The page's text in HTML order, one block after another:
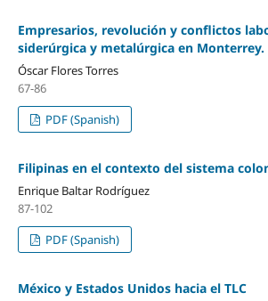
Empresarios, revolución y conflictos
siderúrgica y metalúrgica en Monterrey.
Óscar Flores Torres
67-86
PDF (Spanish)
Filipinas en el contexto del sistema
Enrique Baltar Rodríguez
87-102
PDF (Spanish)
México y Estados Unidos hacia el TLC